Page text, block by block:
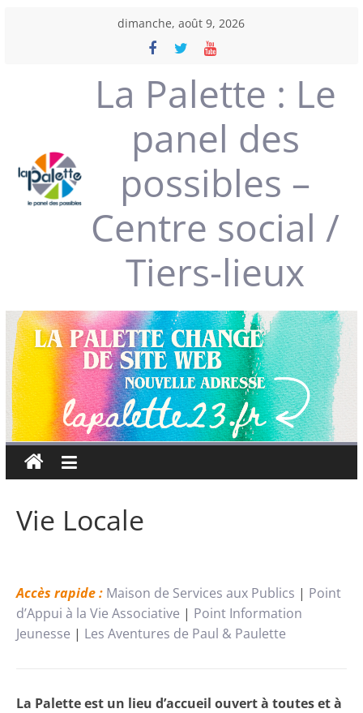
dimanche, août 9, 2026
La Palette : Le
panel des
possibles –
Centre social /
Tiers-lieux
Vie Locale
Accès rapide : Maison de Services aux Publics | Point
d’Appui à la Vie Associative | Point Information
Jeunesse | Les Aventures de Paul & Paulette
La Palette est un lieu d’accueil ouvert à toutes et à